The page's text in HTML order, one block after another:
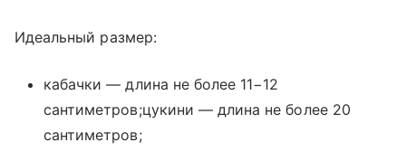
Идеальный размер:
кабачки — длина не более 11−12
сантиметров;цукини — длина не более 20
сантиметров;